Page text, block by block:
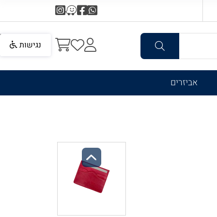
אביזרים
Previous
נגישות